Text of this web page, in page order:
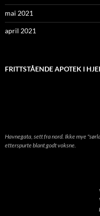
mai 2021
april 2021
FRITTSTÅENDE APOTEK I
Havnegata, sett fra nord. Ikke mye
etterspurte blant godt voksne.